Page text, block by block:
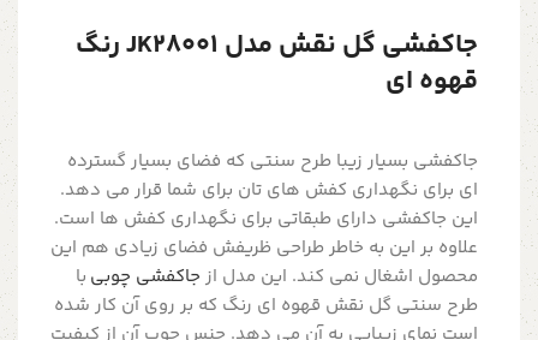
جاکفشی گل نقش مدل JK28001 رنگ
قهوه ای
جاکفشی بسیار زیبا طرح سنتی که فضای بسیار گسترده
ای برای نگهداری کفش های تان برای شما قرار می دهد.
این جاکفشی دارای طبقاتی برای نگهداری کفش ها است.
علاوه بر این به خاطر طراحی ظریفش فضای زیادی هم این
محصول اشغال نمی کند. این مدل از جاکفشی چوبی با
طرح سنتی گل نقش قهوه ای رنگ که بر روی آن کار شده